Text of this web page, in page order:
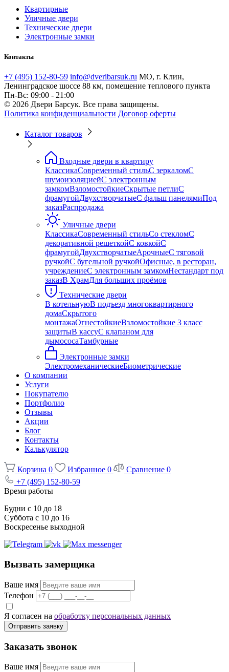
Квартирные
Уличные двери
Технические двери
Электронные замки
Контакты
+7 (495) 152-80-59 info@dveribarsuk.ru МО, г. Клин,
Ленинградское шоссе 88 км, помещение теплового пункта
Пн-Вс: 09:00 - 21:00
© 2026 Двери Барсук. Все права защищены.
Политика конфиденциальности Договор оферты
Каталог товаров
Входные двери в квартиру
КлассикаСовременный стильС зеркаломС
шумоизоляциейС электронным
замкомВзломостойкиеСкрытые петлиС
фрамугойДвухстворчатыеС фальш панелямиПод
заказРаспродажа
Уличные двери
КлассикаСовременный стильСо стекломС
декоративной решеткойС ковкойС
фрамугойДвухстворчатыеАрочныеС тяговой
ручкойС бугельной ручкойОфисные, в ресторан,
учреждениеС электронным замкомНестандарт под
заказВ ХрамДля больших проёмов
Технические двери
В котельнуюВ подъезд многоквартирного
домаСкрытого
монтажаОгнестойкиеВзломостойкие 3 класс
защитыВ кассуС клапаном для
дымососаТамбурные
Электронные замки
ЭлектромеханическиеБиометрические
О компании
Услуги
Покупателю
Портфолио
Отзывы
Акции
Блог
Контакты
Калькулятор
Корзина 0 Избранное 0 Сравнение 0
+7 (495) 152-80-59
Время работы
Будни с 10 до 18
Суббота с 10 до 16
Воскресенье выходной
Вызвать замерщика
Ваше имя
Телефон
Я согласен на обработку персональных данных
Отправить заявку
Заказать звонок
Ваше имя